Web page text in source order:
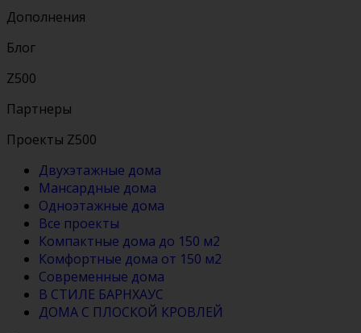
Дополнения
Блог
Z500
Партнеры
Проекты Z500
Двухэтажные дома
Мансардные дома
Одноэтажные дома
Все проекты
Компактные дома до 150 м2
Комфортные дома от 150 м2
Современные дома
В СТИЛЕ БАРНХАУС
ДОМА С ПЛОСКОЙ КРОВЛЕЙ